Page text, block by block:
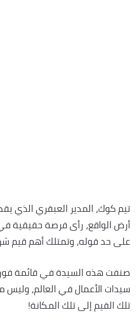
تيم كوك، المدير العبقري الذي
أرض الواقع، رأى فرصة حقيقية
على حد قوله، وتمتلك أهم قيم
سيدات الأعمال في العالم،
تلك القيم إلى تلك المكانة!